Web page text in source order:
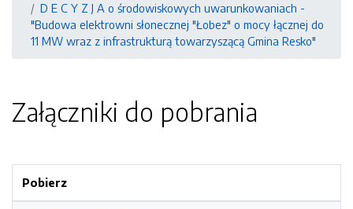
D E C Y Z J A o środowiskowych uwarunkowaniach -
"Budowa elektrowni słonecznej "Łobez" o mocy łącznej do
11 MW wraz z infrastrukturą towarzyszącą Gmina Resko"
Załączniki do pobrania
Pobierz